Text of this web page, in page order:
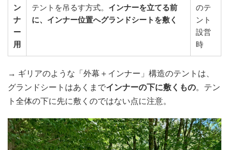
ン
ナ
ー
用
テントを吊るす方式。 インナーを立てる前
に、インナー位置へグランドシートを敷く
のテ
ント
設営
時
→ ギリアのような「外幕＋インナー」構造のテントは、
グランドシートはあくまでインナーの下に敷くもの。テン
ト全体の下に先に敷くのではない点に注意。